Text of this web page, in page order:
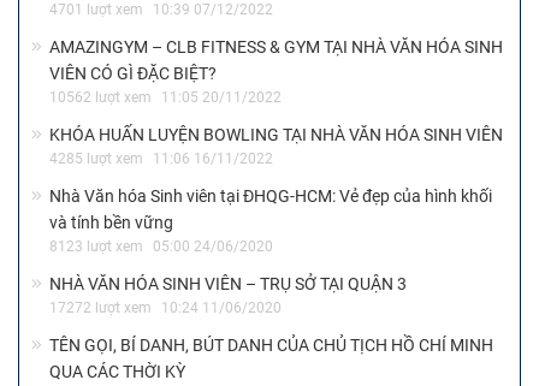
4701 lượt xem 10:39 07/12/2022
AMAZINGYM – CLB FITNESS & GYM TẠI NHÀ VĂN HÓA SINH
VIÊN CÓ GÌ ĐẶC BIỆT?
10562 lượt xem 11:05 20/11/2022
KHÓA HUẤN LUYỆN BOWLING TẠI NHÀ VĂN HÓA SINH VIÊN
4285 lượt xem 11:06 16/11/2022
Nhà Văn hóa Sinh viên tại ĐHQG-HCM: Vẻ đẹp của hình khối
và tính bền vững
8123 lượt xem 05:00 24/06/2020
NHÀ VĂN HÓA SINH VIÊN – TRỤ SỞ TẠI QUẬN 3
17272 lượt xem 10:24 11/06/2020
TÊN GỌI, BÍ DANH, BÚT DANH CỦA CHỦ TỊCH HỒ CHÍ MINH
QUA CÁC THỜI KỲ